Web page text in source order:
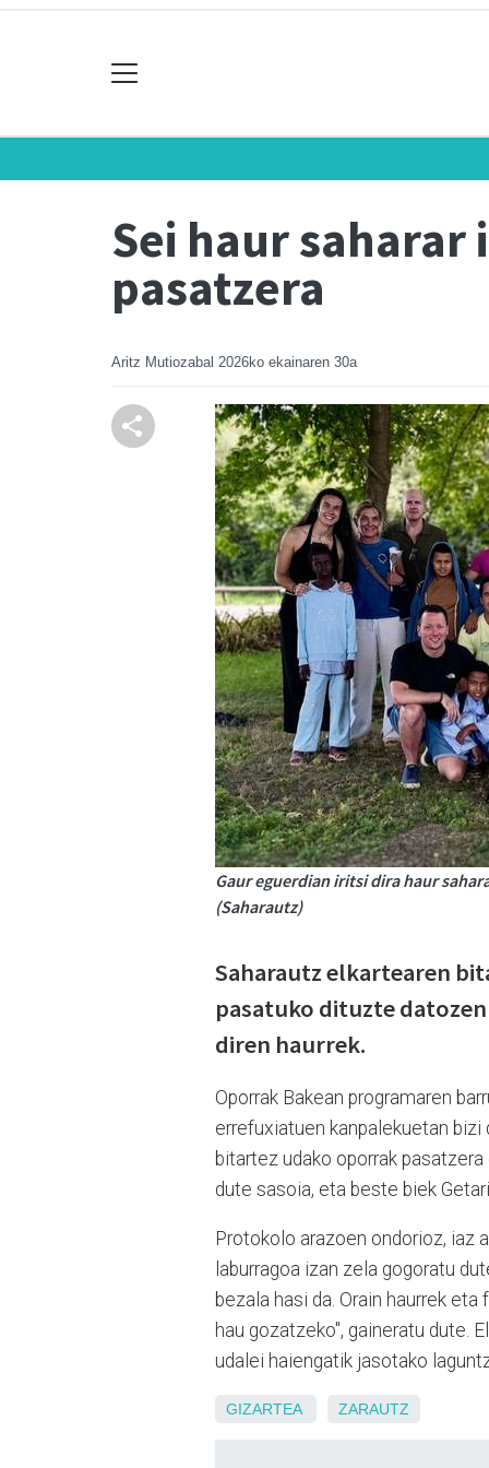
Sei haur
pasatzera
Aritz Mutiozabal 2026ko ekainaren 30a
Gaur eguerdian iritsi dira haur
(Saharautz)
Saharautz elkartearen
pasatuko dituzte
diren haurrek.
Oporrak Bakean programaren
errefuxiatuen kanpalekuetan bizi
bitartez udako oporrak
dute sasoia, eta beste biek
Protokolo arazoen ondorioz, iaz
laburragoa izan zela gogoratu
bezala hasi da. Orain haurrek
hau gozatzeko", gaineratu dute.
udalei haiengatik jasotako
GIZARTEA ZARAUTZ